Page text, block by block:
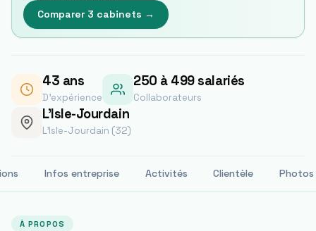
Comparer 3 cabinets →
43 ans
D'expérience
250 à 499 salariés
Collaborateurs
L'Isle-Jourdain
L'Isle-Jourdain (32)
Infos entreprise Activités Clientèle Photos
À PROPOS